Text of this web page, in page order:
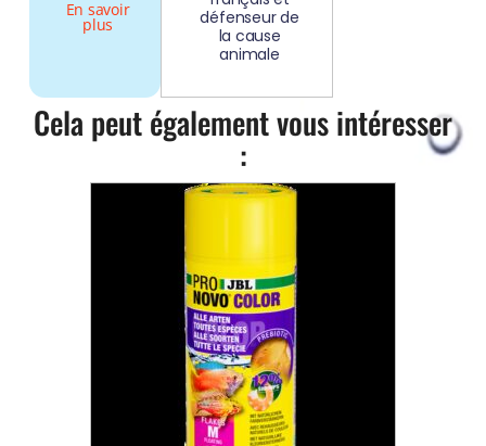
En savoir
plus
défenseur de
la cause
animale
Cela peut également vous intéresser
: